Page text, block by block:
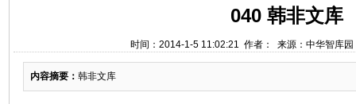
040 韩非文库
时间：2014-1-5 11:02:21 作者： 来源：中华智库
内容摘要： 韩非文库